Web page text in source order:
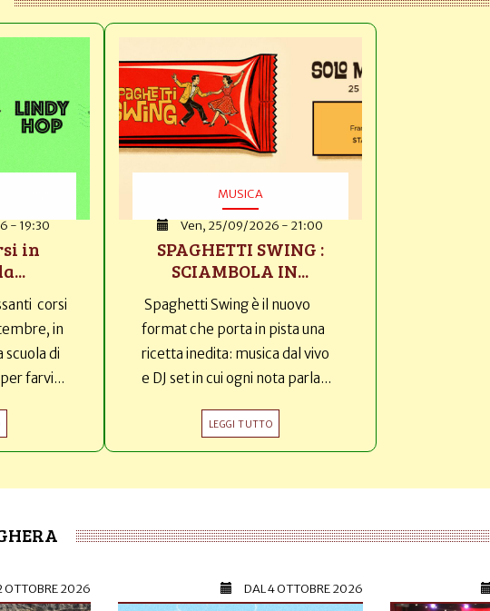
- 19:30
in
corsi
in
scuola di
farvi...
MUSICA
Ven, 25/09/2026 - 21:00
SPAGHETTI SWING :
SCIAMBOLA IN...
Spaghetti Swing è il nuovo
format che porta in pista una
ricetta inedita: musica dal vivo
e DJ set in cui ogni nota parla...
LEGGI TUTTO
OTTOBRE 2026 DAL4 OTTOBRE 2026